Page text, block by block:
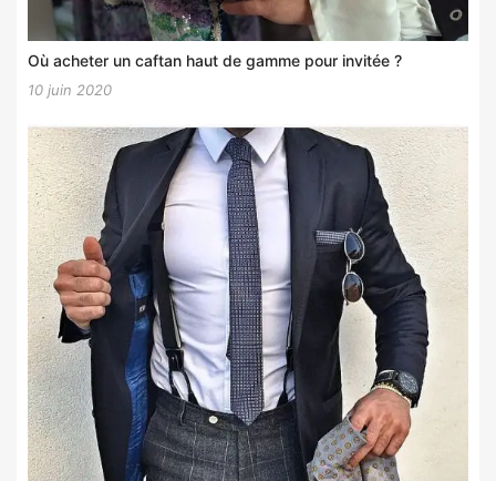
Où acheter un caftan haut de gamme pour invitée ?
10 juin 2020